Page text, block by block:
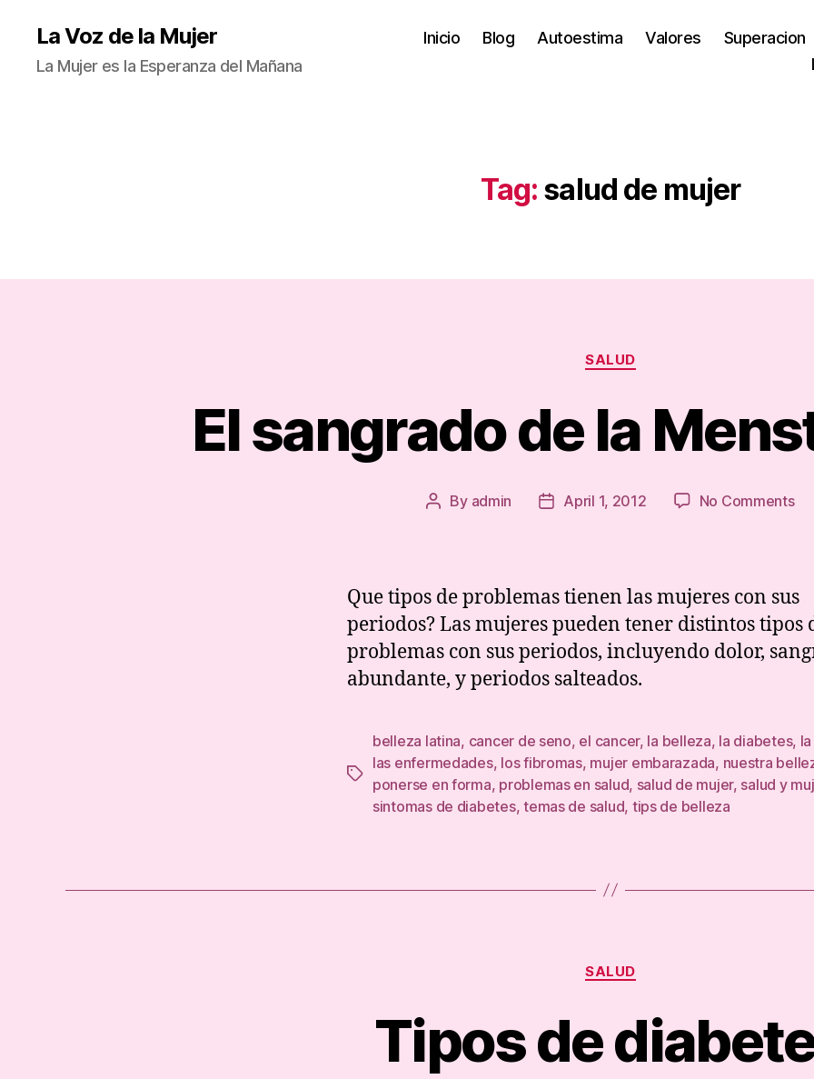
La Voz de la Mujer
La Mujer es la Esperanza del Mañana
Inicio Blog Autoestima Valores Superacion
Tag: salud de mujer
Categories
SALUD
El sangrado de la
Post
By admin
PostApril 1, 2012 No Commentson
Que tipos de problemas tienen las mujeres con sus
periodos? Las mujeres pueden tener distintos tipos
problemas con sus periodos, incluyendo dolor,
abundante, y periodos salteados.
Tags
belleza latina, cancer de seno, el cancer, la belleza, la diabetes,
las enfermedades, los fibromas, mujer embarazada, nuestra
ponerse en forma, problemas en salud, salud de mujer, salud y
sintomas de diabetes,temas de salud, tips de belleza
Categories
SALUD
Tipos de